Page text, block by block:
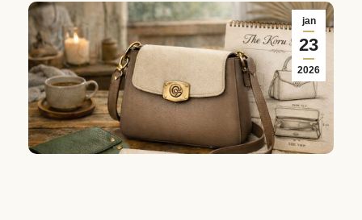
jan
23
2026